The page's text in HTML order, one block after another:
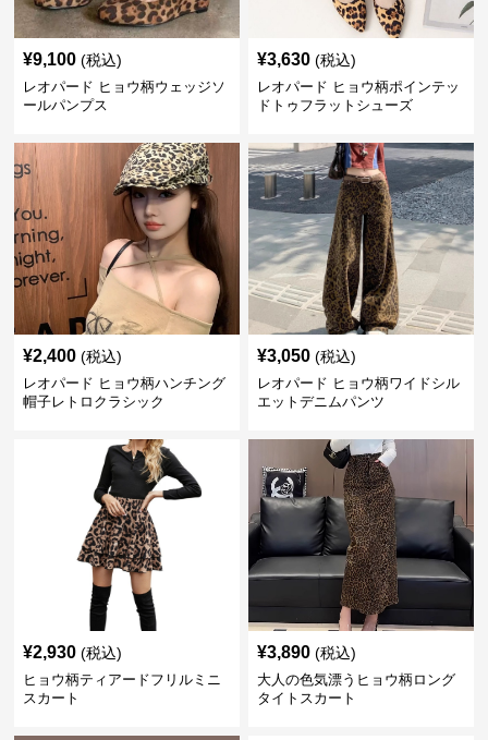
¥9,100 (税込)
レオパード ヒョウ柄ウェッジソ
ールパンプス
¥3,630 (税込)
レオパード ヒョウ柄ポインテッ
ドトゥフラットシューズ
¥2,400 (税込)
レオパード ヒョウ柄ハンチング
帽子レトロクラシック
¥3,050 (税込)
レオパード ヒョウ柄ワイドシル
エットデニムパンツ
¥2,930 (税込)
ヒョウ柄ティアードフリルミニ
スカート
¥3,890 (税込)
大人の色気漂うヒョウ柄ロング
タイトスカート